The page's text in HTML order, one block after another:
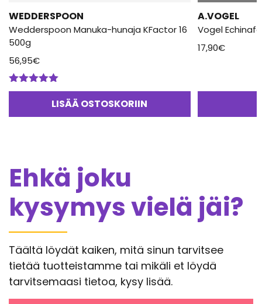
WEDDERSPOON
Wedderspoon Manuka-hunaja KFactor 16
500g
56,95€
Arvostelu
LISÄÄ OSTOSKORIIN
A.VOGEL
Vogel
17,90€
Ehkä joku
kysymys vielä jäi?
Täältä löydät kaiken, mitä sinun tarvitsee
tietää tuotteistamme tai mikäli et löydä
tarvitsemaasi tietoa, kysy lisää.